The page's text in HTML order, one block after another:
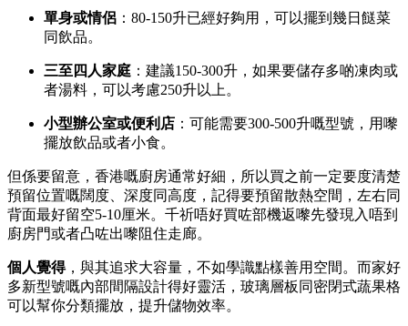
單身或情侶 ：80-150升已經好夠用，可以擺到幾日餸菜
同飲品。
三至四人家庭 ：建議150-300升，如果要儲存多啲凍肉或
者湯料，可以考慮250升以上。
小型辦公室或便利店 ：可能需要300-500升嘅型號，用嚟
擺放飲品或者小食。
但係要留意，香港嘅廚房通常好細，所以買之前一定要度清楚
預留位置嘅闊度、深度同高度，記得要預留散熱空間，左右同
背面最好留空5-10厘米。千祈唔好買咗部機返嚟先發現入唔到
廚房門或者凸咗出嚟阻住走廊。
個人覺得，與其追求大容量，不如學識點樣善用空間。而家好
多新型號嘅內部間隔設計得好靈活，玻璃層板同密閉式蔬果格
可以幫你分類擺放，提升儲物效率。